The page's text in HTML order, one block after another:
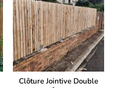
Clôture Jointive Double